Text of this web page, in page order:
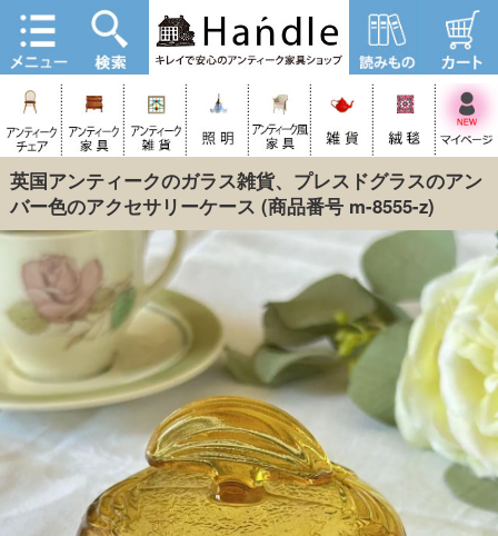
英国アンティークのガラス雑貨、プレスドグラスのアン
バー色のアクセサリーケース (商品番号 m-8555-z)